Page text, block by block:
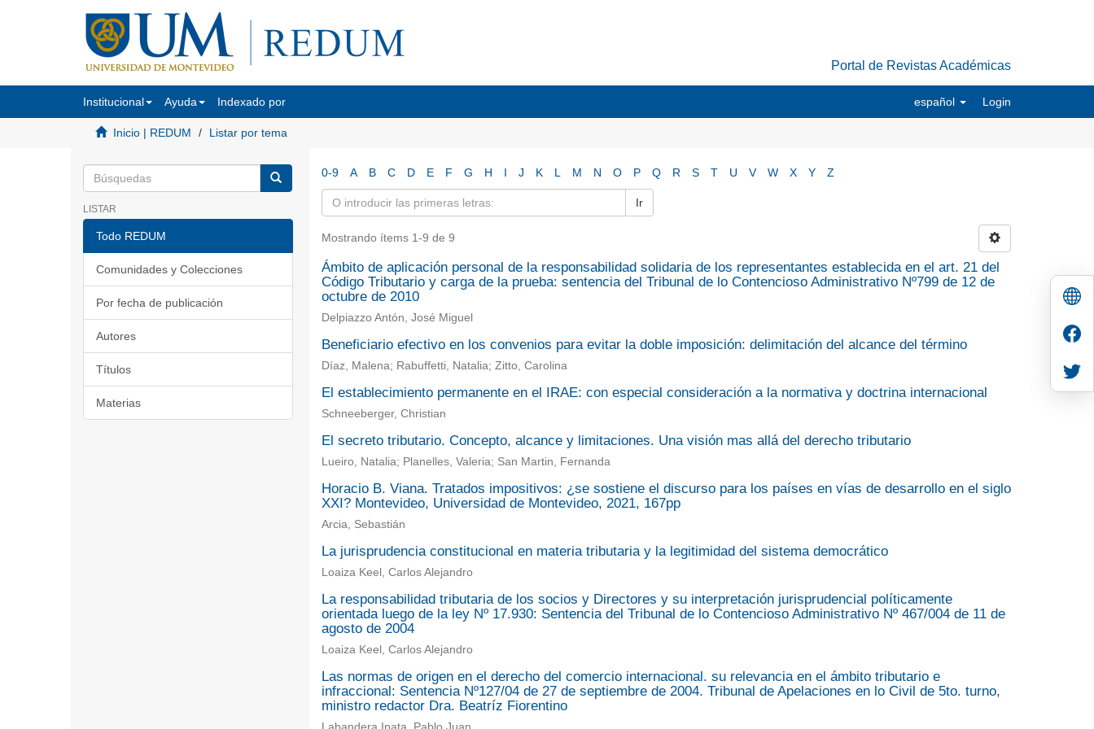
Portal de Revistas Académicas
Institucional Ayuda Indexado por español Login
Inicio | REDUM Listar por tema
LISTAR
Todo REDUM
Comunidades y Colecciones
Por fecha de publicación
Autores
Títulos
Materias
0-9 A B C D E F G H I J K L M N O P Q R S T U V W X Y Z
Ir
Mostrando ítems 1-9 de 9
Ámbito de aplicación personal de la responsabilidad solidaria de los representantes establecida en el art. 21 del
Código Tributario y carga de la prueba: sentencia del Tribunal de lo Contencioso Administrativo Nº799 de 12 de
octubre de 2010
Delpiazzo Antón, José Miguel
Beneficiario efectivo en los convenios para evitar la doble imposición: delimitación del alcance del término
Díaz, Malena; Rabuffetti, Natalia; Zitto, Carolina
El establecimiento permanente en el IRAE: con especial consideración a la normativa y doctrina internacional
Schneeberger, Christian
El secreto tributario. Concepto, alcance y limitaciones. Una visión mas allá del derecho tributario
Lueiro, Natalia; Planelles, Valeria; San Martin, Fernanda
Horacio B. Viana. Tratados impositivos: ¿se sostiene el discurso para los países en vías de desarrollo en el siglo
XXI? Montevideo, Universidad de Montevideo, 2021, 167pp
Arcia, Sebastián
La jurisprudencia constitucional en materia tributaria y la legitimidad del sistema democrático
Loaiza Keel, Carlos Alejandro
La responsabilidad tributaria de los socios y Directores y su interpretación jurisprudencial políticamente
orientada luego de la ley Nº 17.930: Sentencia del Tribunal de lo Contencioso Administrativo Nº 467/004 de 11 de
agosto de 2004
Loaiza Keel, Carlos Alejandro
Las normas de origen en el derecho del comercio internacional. su relevancia en el ámbito tributario e
infraccional: Sentencia Nº127/04 de 27 de septiembre de 2004. Tribunal de Apelaciones en lo Civil de 5to. turno,
ministro redactor Dra. Beatríz Fiorentino